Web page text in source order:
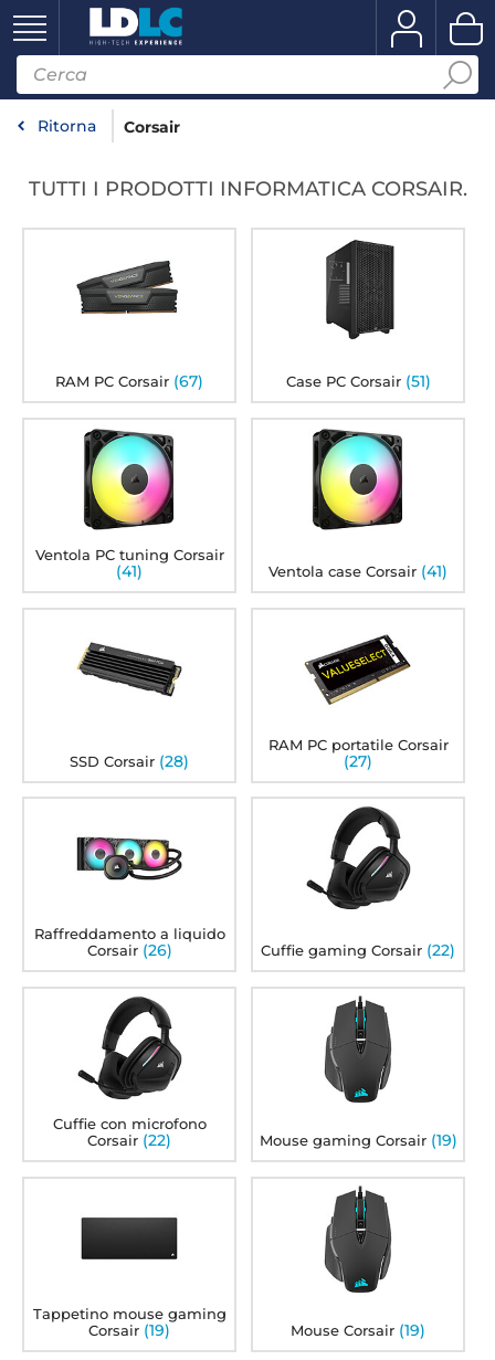
Ritorna Corsair
TUTTI I PRODOTTI INFORMATICA CORSAIR.
RAM PC Corsair (67) Case PC Corsair (51)
Ventola PC tuning Corsair
(41) Ventola case Corsair (41)
SSD Corsair (28)
RAM PC portatile Corsair
(27)
Raffreddamento a liquido
Corsair (26) Cuffie gaming Corsair (22)
Cuffie con microfono
Corsair (22) Mouse gaming Corsair (19)
Tappetino mouse gaming
Corsair (19) Mouse Corsair (19)